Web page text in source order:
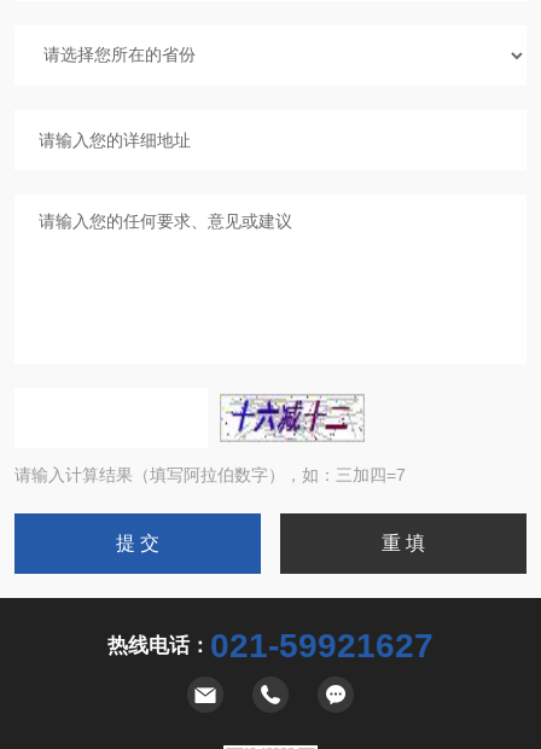
请输入计算结果（填写阿拉伯数字），如：三加四=7
热线电话： 021-59921627